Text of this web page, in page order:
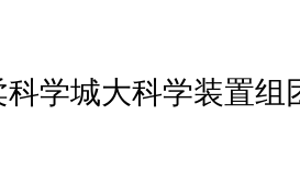
学城大科学装置组